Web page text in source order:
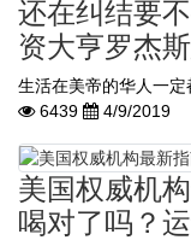
还在纠结要
资大亨罗杰
生活在美帝的华人一定
6439
4/9/2019
美国权威机
喝对了吗？